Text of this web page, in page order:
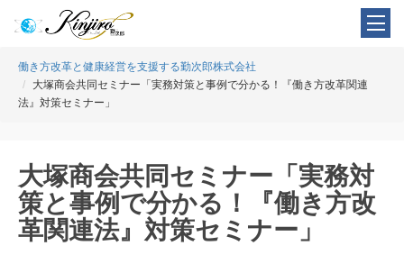
働き方改革と健康経営を支援する勤次郎株式会社
大塚商会共同セミナー「実務対策と事例で分かる！『働き方改革関連
法』対策セミナー」
大塚商会共同セミナー「実務対
策と事例で分かる！『働き方改
革関連法』対策セミナー」